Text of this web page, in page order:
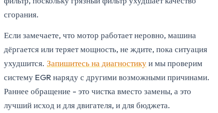
сгорания.
Если замечаете, что мотор работает неровно, машина
дёргается или теряет мощность, не ждите, пока ситуация
ухудшится. Запишитесь на диагностикуи мы проверим
систему EGR наряду с другими возможными причинами.
Раннее обращение - это чистка вместо замены, а это
лучший исход и для двигателя, и для бюджета.